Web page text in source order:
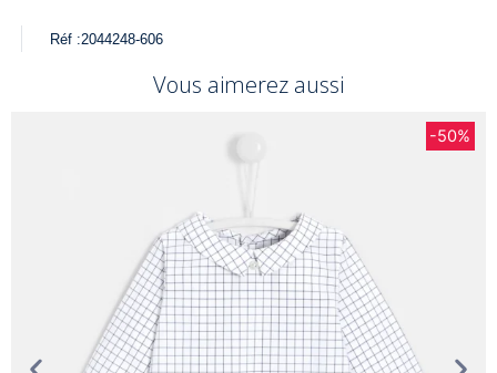
Réf :2044248-606
Vous aimerez aussi
-50%